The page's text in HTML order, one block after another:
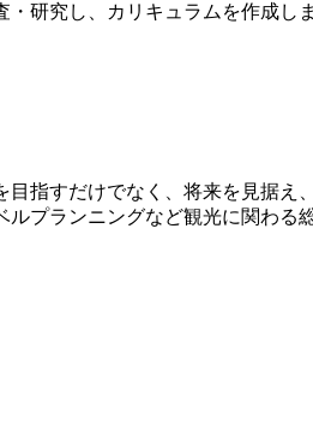
研究し、カリキュラムを作成しま
指すだけでなく、将来を見据え
プランニングなど観光に関わる